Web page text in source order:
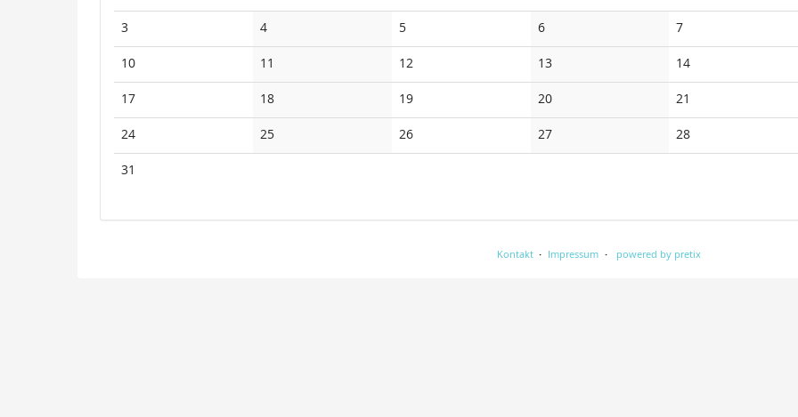
3Keine
Veranstaltungen
4Keine
Veranstaltungen
5Keine
Veranstaltungen
6Keine
Veranstaltungen
7Keine
Veranstaltungen
10Keine
Veranstaltungen
11
Veranstaltungen
12
Veranstaltungen
13Keine
Veranstaltungen
14Keine
Veranstaltungen
17Keine
Veranstaltungen
18Keine
Veranstaltungen
19Keine
Veranstaltungen
20Keine
Veranstaltungen
21
Veranstaltungen
24Keine
Veranstaltungen
25Keine
Veranstaltungen
26Keine
Veranstaltungen
27Keine
Veranstaltungen
28Keine
Veranstaltungen
31
Kontakt Impressum powered by pretix